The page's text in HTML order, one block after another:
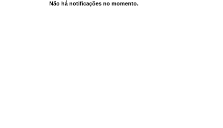
Não há notificações no momento.